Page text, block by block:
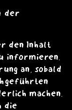
der
den Inhalt
informieren.
an, sobald
machen.
die